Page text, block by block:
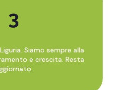
3
Siamo sempre alla
e crescita. Resta